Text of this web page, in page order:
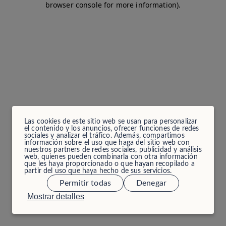
Las cookies de este sitio web se usan para personalizar
el contenido y los anuncios, ofrecer funciones de redes
sociales y analizar el tráfico. Además, compartimos
información sobre el uso que haga del sitio web con
nuestros partners de redes sociales, publicidad y análisis
web, quienes pueden combinarla con otra información
que les haya proporcionado o que hayan recopilado a
partir del uso que haya hecho de sus servicios.
Mostrar detalles
Permitir todas Denegar
browser console for more information).